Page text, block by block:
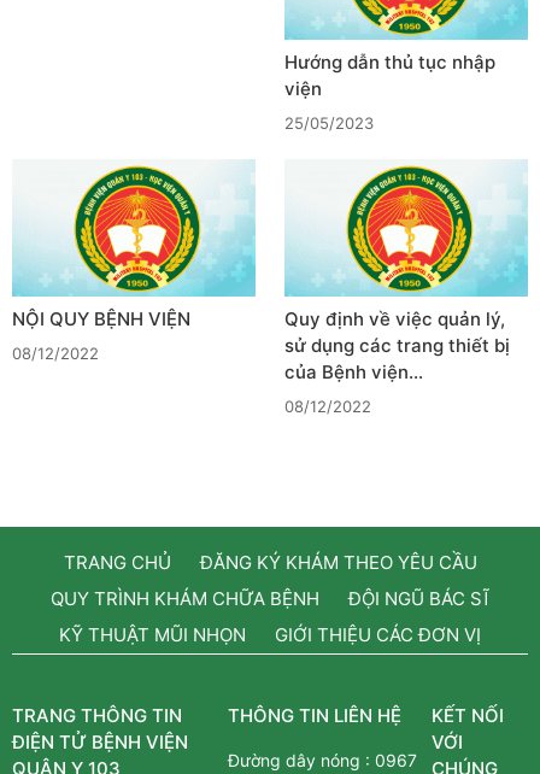
Hướng dẫn thủ tục nhập
viện
25/05/2023
NỘI QUY BỆNH VIỆN
08/12/2022
Quy định về việc quản lý,
sử dụng các trang thiết bị
của Bệnh viện…
08/12/2022
TRANG CHỦ
ĐĂNG KÝ KHÁM THEO YÊU CẦU
QUY TRÌNH KHÁM CHỮA BỆNH
ĐỘI NGŨ BÁC SĨ
KỸ THUẬT MŨI NHỌN
GIỚI THIỆU CÁC ĐƠN VỊ
TRANG THÔNG TIN
ĐIỆN TỬ BỆNH VIỆN
QUÂN Y 103
THÔNG TIN LIÊN HỆ
Đường dây nóng :0967
KẾT NỐI
VỚI
CHÚNG